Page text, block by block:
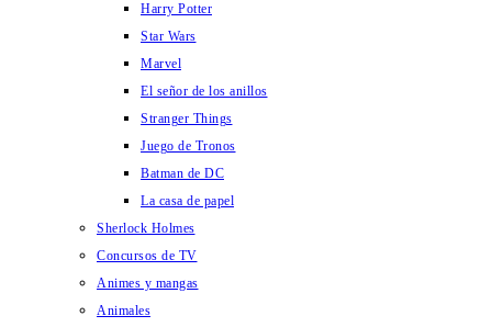
Harry Potter
Star Wars
Marvel
El señor de los anillos
Stranger Things
Juego de Tronos
Batman de DC
La casa de papel
Sherlock Holmes
Concursos de TV
Animes y mangas
Animales